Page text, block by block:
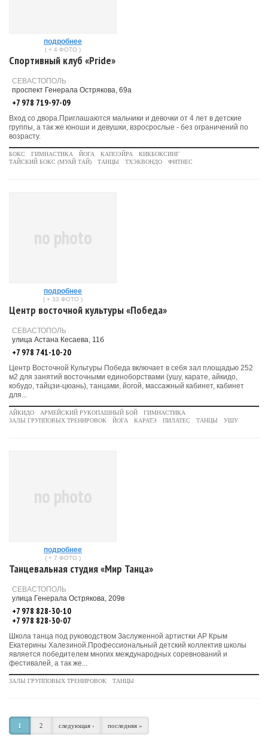
подробнее
( + 4 ФОТО )
Спортивный клуб «Pride»
СЕВАСТОПОЛЬ
проспект Генерала Острякова, 69а
+7 978 719-97-09
Вход со двора.Приглашаются мальчики и девочки от 4 лет в детские
группы, а так же юноши и девушки, взросрослые - без ограничений по
возрасту.
БОКС ГИМНАСТИКА ЙОГА КАПОЭЙРА
КИКБОКСИНГ
ТАЙСКИЙ БОКС (МУАЙ ТАЙ)
ТАНЦЫ ТХЭКВОНДО ФИТНЕС
no photo
подробнее
( + 33 ФОТО )
Центр восточной культуры «Победа»
СЕВАСТОПОЛЬ
улица Астана Кесаева, 11б
+7 978 741-10-20
Центр Восточной Культуры Победа включает в себя зал площадью 252
м2 для занятий восточными единоборствами (ушу, карате, айкидо,
кобудо, тайцзи-цюань), танцами, йогой, массажный кабинет, кабинет
для...
АЙКИДО АРМЕЙСКИЙ РУКОПАШНЫЙ БОЙ
ГИМНАСТИКА
ЗАЛЫ ГРУППОВЫХ ТРЕНИРОВОК
ЙОГА КАРАТЭ ПИЛАТЕС ТАНЦЫ УШУ
no photo
подробнее
( + 7 ФОТО )
Танцевальная студия «Мир Танца»
СЕВАСТОПОЛЬ
улица Генерала Острякова, 209в
+7 978 828-30-10
+7 978 828-30-07
Школа танца под руководством Заслуженной артистки АР Крым
Екатерины Халезиной.Профессиональный детский коллектив школы
является победителем многих международных соревнований и
фестивалей, а так же...
ЗАЛЫ ГРУППОВЫХ ТРЕНИРОВОК ТАНЦЫ
1 2 следующая › последняя »